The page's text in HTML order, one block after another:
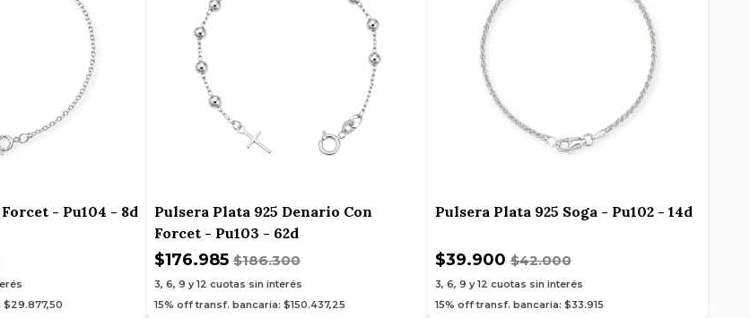
- Pu104 - 8d
$29.877,50
Pulsera Plata 925 Denario Con
Forcet - Pu103 - 62d
$176.985 $186.300
3, 6, 9 y 12 cuotas sin interés
15% off transf. bancaria: $150.437,25
Pulsera Plata 925 Soga - Pu102 - 14d
$39.900$42.000
3, 6, 9 y 12 cuotas sin interés
15% off transf. bancaria: $33.915